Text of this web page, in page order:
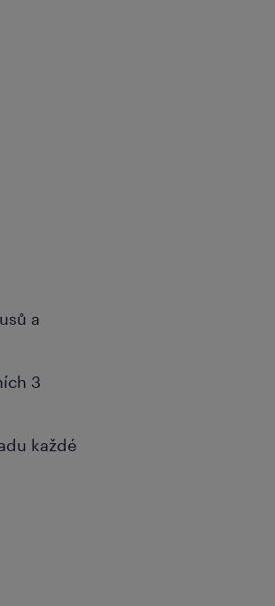
a
3
každé